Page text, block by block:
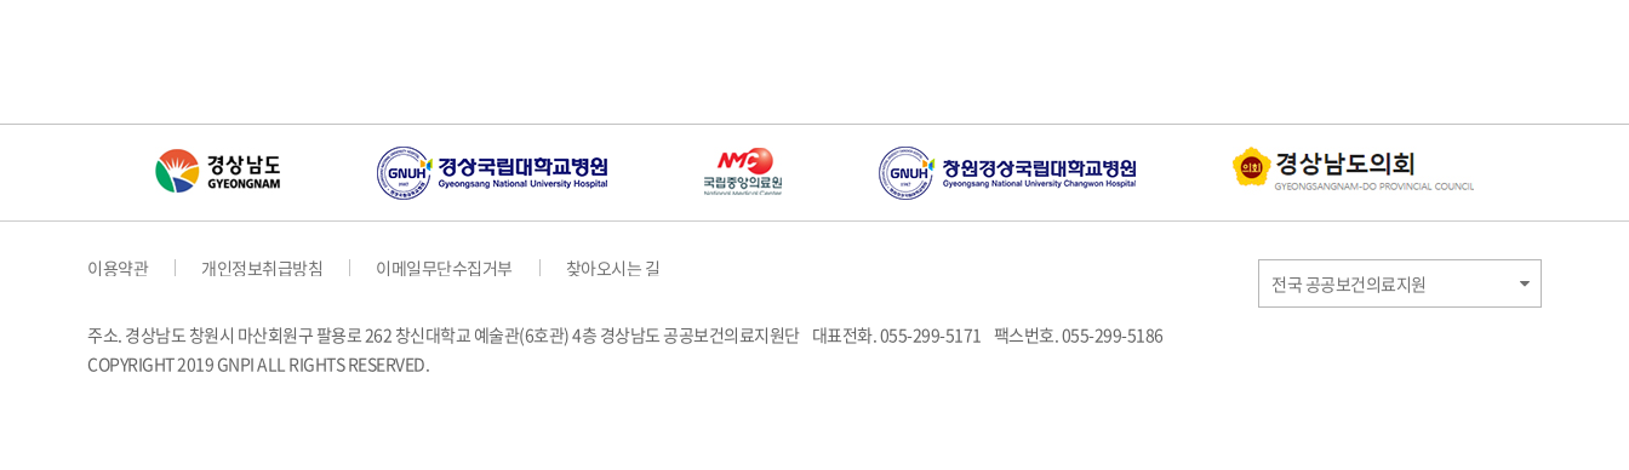
전국 공공보건의료지원
이용약관 개인정보취급방침 이메일무단수집거부 찾아오시는 길
주소. 경상남도 창원시 마산회원구 팔용로 262 창신대학교 예술관(6호관) 4층 경상남도 공공보건의료지원단 대표전화. 055-299-5171 팩스번호. 055-299-5186
COPYRIGHT 2019 GNPI ALL RIGHTS RESERVED.